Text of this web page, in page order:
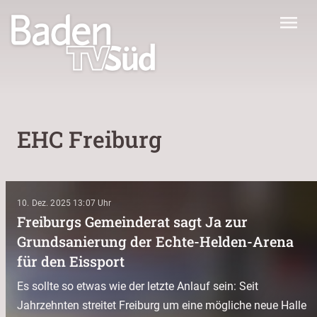
menu
EHC Freiburg
10. Dez. 2025 13:07
Freiburgs Gemeinderat sagt Ja zur
Grundsanierung der Echte-Helden-Arena
für den Eissport
Es sollte so etwas wie der letzte Anlauf sein: Seit
Jahrzehnten streitet Freiburg um eine mögliche neue Halle